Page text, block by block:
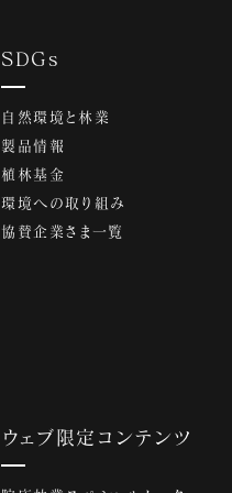
SDGs
自然環境と林業
製品情報
植林基金
環境への取り組み
協賛企業さま一覧
ウェブ限定コンテンツ